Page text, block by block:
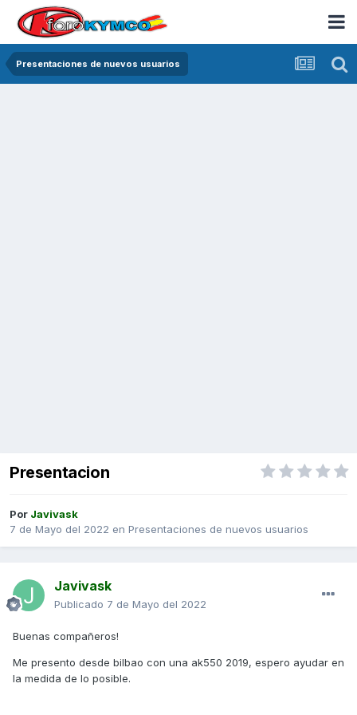
Presentaciones de nuevos usuarios
Presentacion
Por Javivask
7 de Mayo del 2022 en Presentaciones de nuevos usuarios
Javivask
Publicado 7 de Mayo del 2022
Buenas compañeros!
Me presento desde bilbao con una ak550 2019, espero ayudar en
la medida de lo posible.